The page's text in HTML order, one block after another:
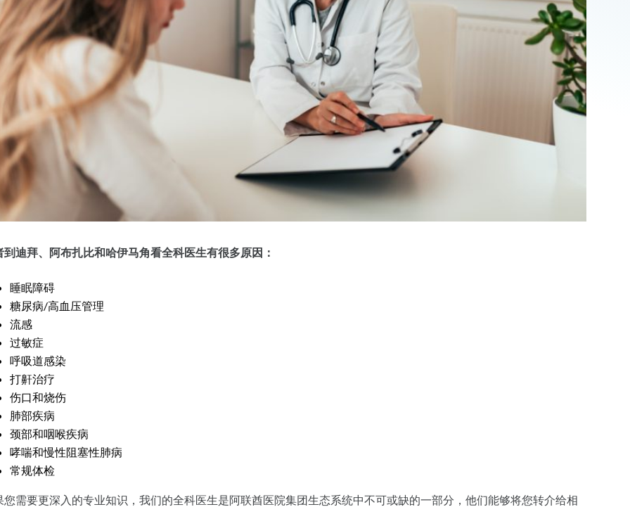
到迪拜、阿布扎比和哈伊马角看全科医生有很多原因：
睡眠障碍
糖尿病/高血压管理
流感
过敏症
呼吸道感染
打鼾治疗
伤口和烧伤
肺部疾病
颈部和咽喉疾病
哮喘和慢性阻塞性肺病
常规体检
您需要更深入的专业知识，我们的全科医生是阿联酋医院集团生态系统中不可或缺的一部分，他们能够将您转介给相